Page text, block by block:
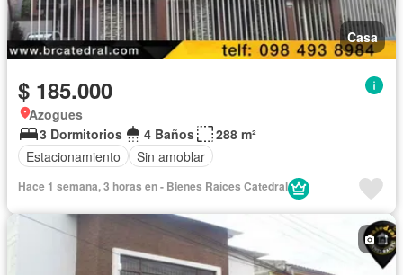
Casa
$ 185.000
Azogues
3 Dormitorios
4 Baños
288 m²
Estacionamiento
Sin amoblar
Hace 1 semana, 3 horas en - Bienes Raíces Catedral